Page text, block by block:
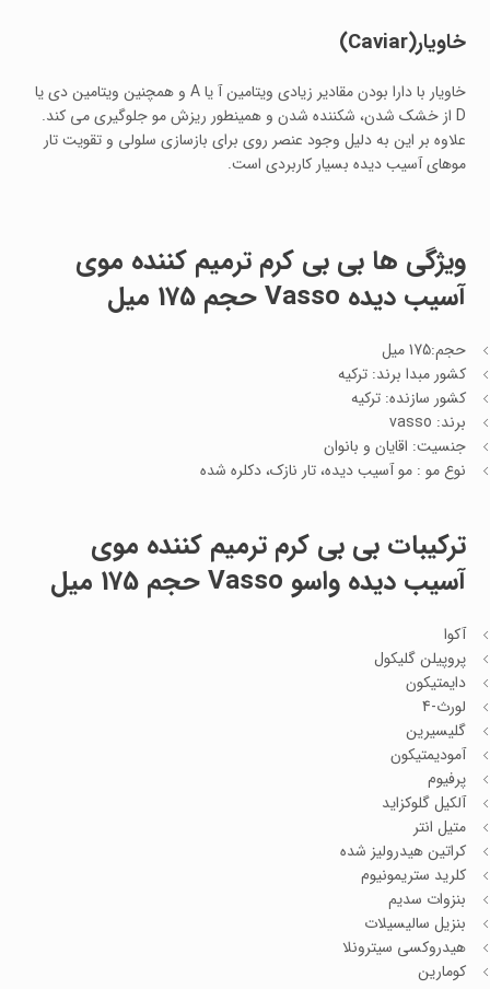
خاویار(Caviar)
خاویار با دارا بودن مقادیر زیادی ویتامین آ یا A و همچنین ویتامین دی یا
D از خشک شدن، شکننده شدن و همینطور ریزش مو جلوگیری می کند.
علاوه بر این به دلیل وجود عنصر روی برای بازسازی سلولی و تقویت تار
موهای آسیب دیده بسیار کاربردی است.
ویژگی ها بی بی کرم ترمیم کننده موی
آسیب دیده Vasso حجم 175 میل
حجم:175 میل
کشور مبدا برند: ترکیه
کشور سازنده: ترکیه
برند: vasso
جنسیت: اقایان و بانوان
نوع مو : مو آسیب دیده، تار نازک، دکلره شده
ترکیبات بی بی کرم ترمیم کننده موی
آسیب دیده واسو Vasso حجم 175 میل
آکوا
پروپیلن گلیکول
دایمتیکون
لورث-4
گلیسیرین
آمودیمتیکون
پرفیوم
آلکیل گلوکزاید
متیل انتر
کراتین هیدرولیز شده
کلرید ستریمونیوم
بنزوات سدیم
بنزیل سالیسیلات
هیدروکسی سیترونلا
کومارین